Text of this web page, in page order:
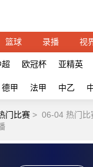
篮球 录播 视
超 欧冠杯 亚精英
德甲 法甲 中乙
门比赛 > 06-04 热门比